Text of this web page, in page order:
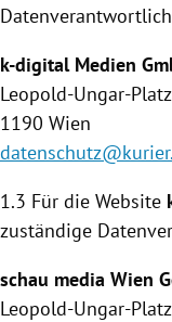
k-digital Medien
Leopold-Ungar-Platz
1190 Wien
1.3 Für die Website
zuständige
schau media Wien
Leopold-Ungar-Platz